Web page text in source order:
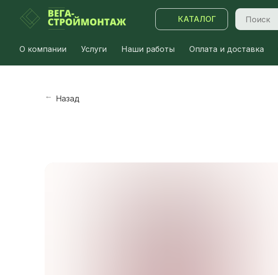
КАТАЛОГ
О компании Услуги Наши работы Оплата и доставка
→ Назад